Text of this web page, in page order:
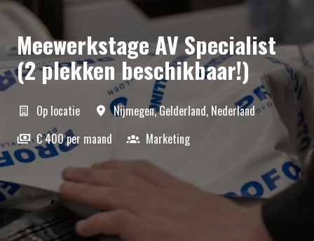
Meewerkstage AV Specialist
(2 plekken beschikbaar!)
Op locatie Nijmegen,Gelderland, Nederland
€ 400 per maand
Marketing